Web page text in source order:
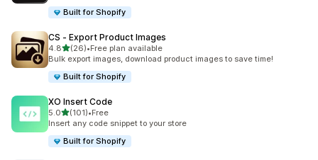
Built for Shopify
CS ‑ Export Product Images
4.85つ星中
(26)
合計レビュー数：26件
•Free plan available
Bulk export images, download product images to save time!
Built for Shopify
XO Insert Code
5.05つ星中
(101)
合計レビュー数：101件
•Free
Insert any code snippet to your store
Built for Shopify